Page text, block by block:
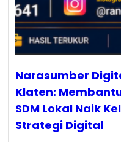
Narasumber
Klaten:
SDM Lokal Naik
Strategi Digital